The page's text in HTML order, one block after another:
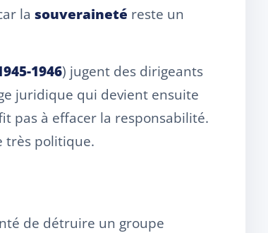
la souveraineté reste un
1946) jugent des dirigeants
juridique qui devient ensuite
pas à effacer la responsabilité.
très politique.
de détruire un groupe